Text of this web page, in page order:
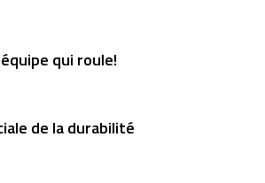
qui roule!
de la durabilité